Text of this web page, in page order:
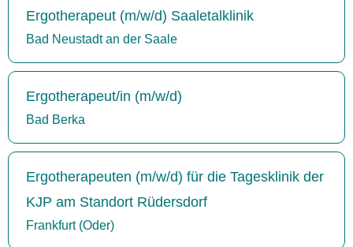
Ergotherapeut (m/w/d) Saaletalklinik
Bad Neustadt an der Saale
Ergotherapeut/in (m/w/d)
Bad Berka
Ergotherapeuten (m/w/d) für die Tagesklinik der
KJP am Standort Rüdersdorf
Frankfurt (Oder)